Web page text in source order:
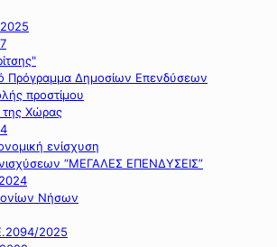
Πρόγραμμα Δημοσίων Επενδύσεων
προστίμου
της Χώρας
ενίσχυση
“ΜΕΓΑΛΕΣ ΕΠΕΝΔΥΣΕΙΣ”
Νήσων
2025